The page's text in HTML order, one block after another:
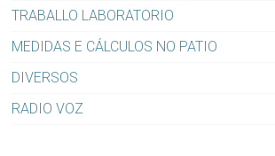
TRABALLO LABORATORIO
MEDIDAS E CÁLCULOS NO PATIO
DIVERSOS
RADIO VOZ